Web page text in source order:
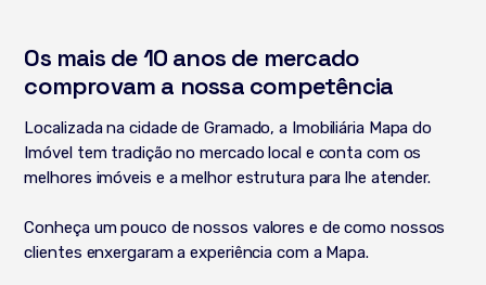
Os mais de 10 anos de mercado
comprovam a nossa competência
Localizada na cidade de Gramado, a Imobiliária Mapa do
Imóvel tem tradição no mercado local e conta com os
melhores imóveis e a melhor estrutura para lhe atender.
Conheça um pouco de nossos valores e de como nossos
clientes enxergaram a experiência com a Mapa.